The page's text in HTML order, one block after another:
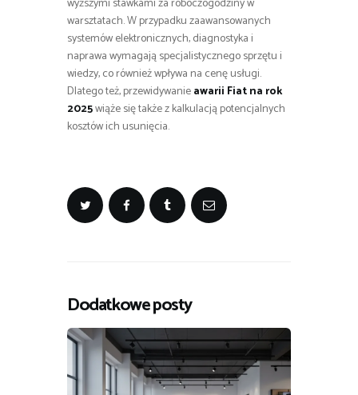
warsztatach. W przypadku zaawansowanych
systemów elektronicznych, diagnostyka i
naprawa wymagają specjalistycznego sprzętu i
wiedzy, co również wpływa na cenę usługi.
Dlatego też, przewidywanieawarii Fiat na rok
2025wiąże się także z kalkulacją potencjalnych
kosztów ich usunięcia.
Dodatkowe posty